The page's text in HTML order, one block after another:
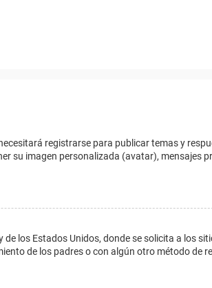
registrarse para publicar temas y
su imagen personalizada (avatar), mensajes
los Estados Unidos, donde se solicita a los
de los padres o con algún otro método de